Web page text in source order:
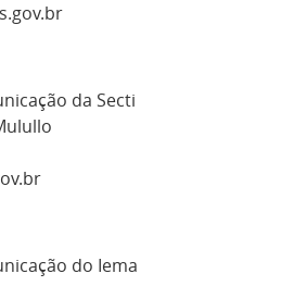
da Secti
do Iema